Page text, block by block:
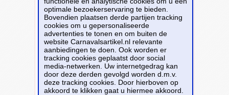
Bestellen
Kleding
Kostuums
Nachtjapons
Bekijk alle carnavalsartikelen
optimale bezoekerservaring te bieden.
Bovendien plaatsen derde partijen tracking
cookies om u gepersonaliseerde
advertenties te tonen en om buiten de
website Carnavalsartikel.nl relevante
aanbiedingen te doen. Ook worden er
tracking cookies geplaatst door social
media-netwerken. Uw internetgedrag kan
door deze derden gevolgd worden d.m.v.
deze tracking cookies. Door hierboven op
akkoord te klikken gaat u hiermee akkoord.